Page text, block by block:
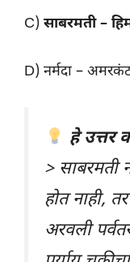
C) साबरमती –
D) नर्मदा –
हे उत्तर
> साबरमती
होत नाही,
अरवली